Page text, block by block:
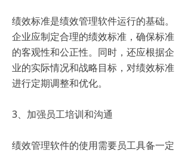
绩效标准是绩效管理软件运行的基础。
企业应制定合理的绩效标准，确保标准
的客观性和公正性。同时，还应根据企
业的实际情况和战略目标，对绩效标准
进行定期调整和优化。
3、加强员工培训和沟通
绩效管理软件的使用需要员工具备一定